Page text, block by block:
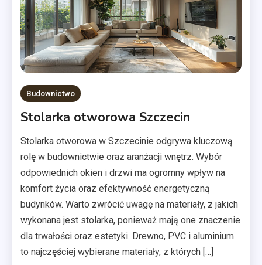
Budownictwo
Stolarka otworowa Szczecin
Stolarka otworowa w Szczecinie odgrywa kluczową
rolę w budownictwie oraz aranżacji wnętrz. Wybór
odpowiednich okien i drzwi ma ogromny wpływ na
komfort życia oraz efektywność energetyczną
budynków. Warto zwrócić uwagę na materiały, z jakich
wykonana jest stolarka, ponieważ mają one znaczenie
dla trwałości oraz estetyki. Drewno, PVC i aluminium
to najczęściej wybierane materiały, z których […]